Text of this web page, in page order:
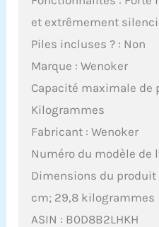
et extrêmement
Piles incluses ? : Non
Marque : Wenoker
Capacité maximale de
Kilogrammes
Fabricant : Wenoker
Numéro du modèle de
Dimensions du produit
cm; 29,8 kilogrammes
ASIN : B0D8B2LHKH